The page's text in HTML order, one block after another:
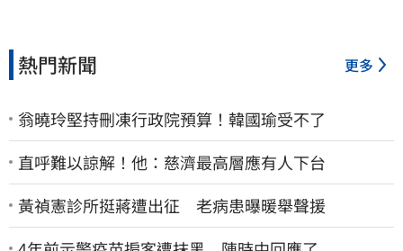
熱門新聞 更多
翁曉玲堅持刪凍行政院預算！韓國瑜受不了
直呼難以諒解！他：慈濟最高層應有人下台
黃禎憲診所挺蔣遭出征 老病患曝暖舉聲援